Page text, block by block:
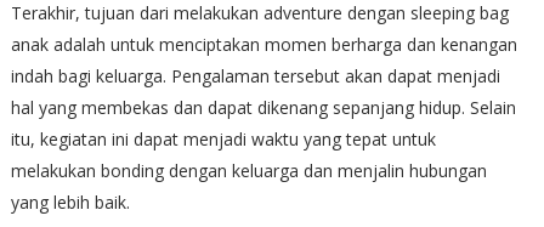
Terakhir, tujuan dari melakukan adventure dengan sleeping bag
anak adalah untuk menciptakan momen berharga dan kenangan
indah bagi keluarga. Pengalaman tersebut akan dapat menjadi
hal yang membekas dan dapat dikenang sepanjang hidup. Selain
itu, kegiatan ini dapat menjadi waktu yang tepat untuk
melakukan bonding dengan keluarga dan menjalin hubungan
yang lebih baik.